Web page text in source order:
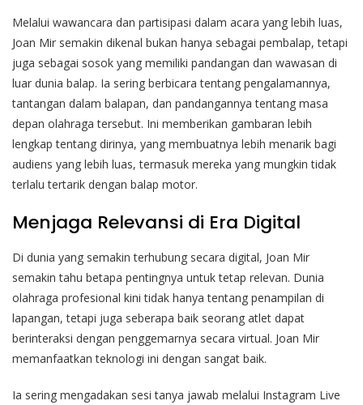
Melalui wawancara dan partisipasi dalam acara yang lebih luas,
Joan Mir semakin dikenal bukan hanya sebagai pembalap, tetapi
juga sebagai sosok yang memiliki pandangan dan wawasan di
luar dunia balap. Ia sering berbicara tentang pengalamannya,
tantangan dalam balapan, dan pandangannya tentang masa
depan olahraga tersebut. Ini memberikan gambaran lebih
lengkap tentang dirinya, yang membuatnya lebih menarik bagi
audiens yang lebih luas, termasuk mereka yang mungkin tidak
terlalu tertarik dengan balap motor.
Menjaga Relevansi di Era Digital
Di dunia yang semakin terhubung secara digital, Joan Mir
semakin tahu betapa pentingnya untuk tetap relevan. Dunia
olahraga profesional kini tidak hanya tentang penampilan di
lapangan, tetapi juga seberapa baik seorang atlet dapat
berinteraksi dengan penggemarnya secara virtual. Joan Mir
memanfaatkan teknologi ini dengan sangat baik.
Ia sering mengadakan sesi tanya jawab melalui Instagram Live